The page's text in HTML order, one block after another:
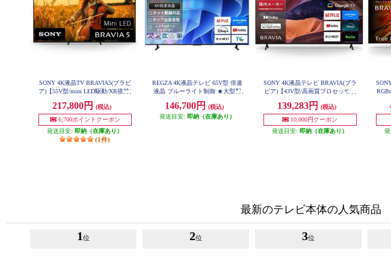
SONY 4K液晶TV BRAVIA5(ブラビ
ア)【55V型/mini LED駆動/XR搭載/
217,800円
(税込)
6,700ポイントクーポン
発送目安: 即納（在庫あり）
(1件)
REGZA 4K液晶テレビ 65V型 倍速
液晶 ブルーライト制御 ★大型配
146,700円
(税込)
発送目安: 即納（在庫あり）
SONY 4K液晶テレビ BRAVIA(ブラ
ビア)【43V型/高画質プロセッサー
low XR 240搭載】 KJ-43X83L
139,283円
(税込)
10,000円クーポン
発送目安: 即納（在庫あり）
最新のテレビ本体の人気商品
1 位 2位 3位